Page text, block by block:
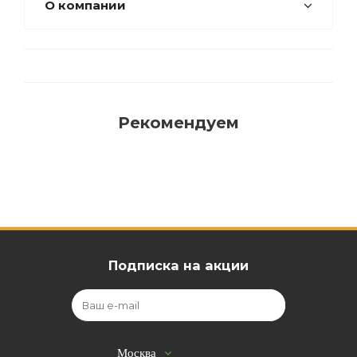
О компании
Рекомендуем
Подписка на акции
Москва